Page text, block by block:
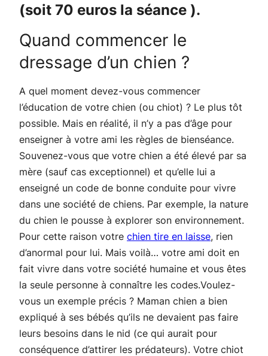
(soit 70 euros la séance ).
Quand commencer le
dressage d’un chien ?
A quel moment devez-vous commencer
l’éducation de votre chien (ou chiot) ? Le plus tôt
possible. Mais en réalité, il n’y a pas d’âge pour
enseigner à votre ami les règles de bienséance.
Souvenez-vous que votre chien a été élevé par sa
mère (sauf cas exceptionnel) et qu’elle lui a
enseigné un code de bonne conduite pour vivre
dans une société de chiens. Par exemple, la nature
du chien le pousse à explorer son environnement.
Pour cette raison votre chien tire en laisse, rien
d’anormal pour lui. Mais voilà… votre ami doit en
fait vivre dans votre société humaine et vous êtes
la seule personne à connaître les codes.Voulez-
vous un exemple précis ? Maman chien a bien
expliqué à ses bébés qu’ils ne devaient pas faire
leurs besoins dans le nid (ce qui aurait pour
conséquence d’attirer les prédateurs). Votre chiot